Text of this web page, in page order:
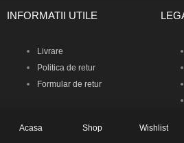
INFORMATII UTILE
Livrare
Politica de retur
Formular de retur
Acasa Shop Wishlist